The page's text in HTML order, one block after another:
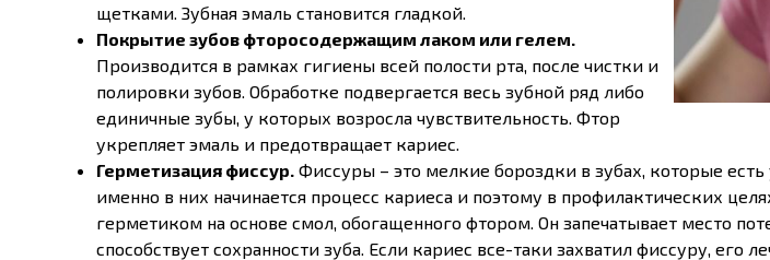
щетками. Зубная эмаль становится гладкой.
Покрытие зубов фторосодержащим лаком или гелем.
Производится в рамках гигиены всей полости рта, после чистки и
полировки зубов. Обработке подвергается весь зубной ряд либо
единичные зубы, у которых возросла чувствительность. Фтор
укрепляет эмаль и предотвращает кариес.
Герметизация фиссур. Фиссуры – это мелкие бороздки в зубах, которые есть
именно в них начинается процесс кариеса и поэтому в профилактических
герметиком на основе смол, обогащенного фтором. Он запечатывает место
способствует сохранности зуба. Если кариес все-таки захватил фиссуру, его